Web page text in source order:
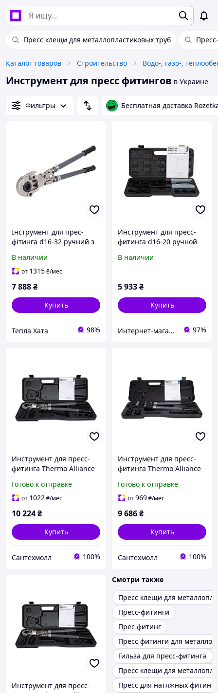
Пресс клещи для металлопластиковых труб
Каталог товаров Строительство Водо-, газо-,
Инструмент для пресс фитингов в Украине
Фильтры Бесплатная доставка
Інструмент для прес-
фітинга d16-32 ручний з
STD-403 Thermo Alliance
В наличии
от 1315₴/мес
7 888₴
Купить
Тепла Хата 98%
Инструмент для пресс-
фитинга d16-20 ручной
Alliance
В наличии
5 933₴
Купить
Интернет-магазин: San-Expert 97%
Инструмент для пресс-
фитинга Thermo Alliance
поворотным механизмом
STD-403
Готово к отправке
от 1022₴/мес
10 224₴
Купить
Сантехмолл 100%
Инструмент для пресс-
фитинга Thermo Alliance
Готово к отправке
от969₴/мес
9 686₴
Купить
Сантехмолл 100%
Инструмент для пресс-
Смотри также
Пресс клещи для
Пресс-фитинги
Прес фитинг
Пресс фитинги для
Гильза для пресс-фитинга
Пресс клещи для
Пресс для натяжных